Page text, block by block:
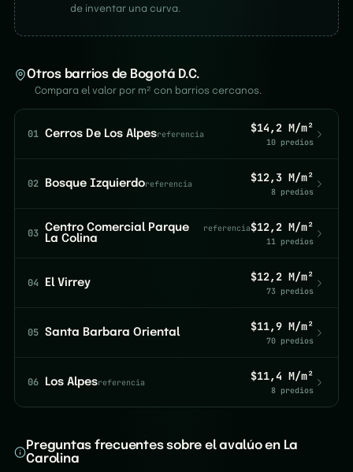
de inventar una curva.
Otros barrios de Bogotá D.C.
Compara el valor por m² con barrios cercanos.
01 Cerros De Los Alpesreferencia $14,2 M/m²
10 predios
02 Bosque Izquierdoreferencia $12,3 M/m²
8 predios
03 Centro Comercial Parque
La Colina
referencia$12,2 M/m²
11 predios
04 El Virrey $12,2 M/m²
73 predios
05 Santa Barbara Oriental $11,9 M/m²
70 predios
06 Los Alpesreferencia $11,4 M/m²
8 predios
Preguntas frecuentes sobre el avalúo en La
Carolina